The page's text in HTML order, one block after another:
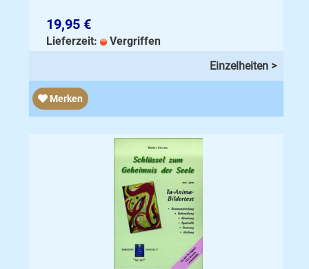
19,95 €
Lieferzeit:
Vergriffen
Einzelheiten >
Merken